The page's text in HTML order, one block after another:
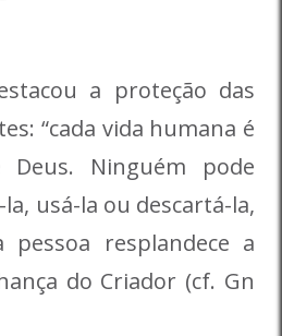
a proteção das
“cada vida humana é
Deus. Ninguém pode
usá-la ou descartá-la,
pessoa resplandece a
do Criador (cf. Gn